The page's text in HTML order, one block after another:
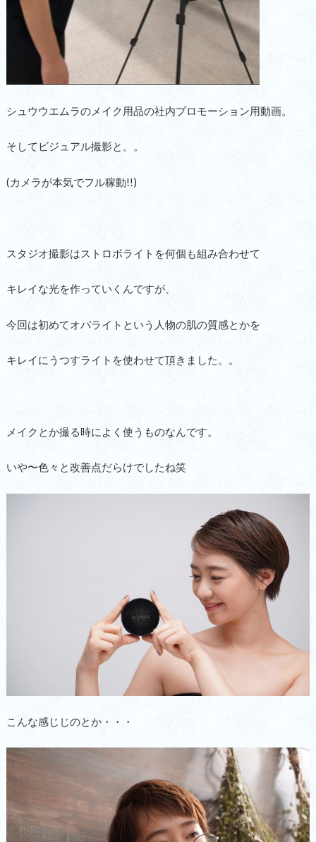
シュウウエムラのメイク用品の社内プロモーション用動画。
そしてビジュアル撮影と。。
(カメラが本気でフル稼動!!)
スタジオ撮影はストロボライトを何個も組み合わせて
キレイな光を作っていくんですが、
今回は初めてオパライトという人物の肌の質感とかを
キレイにうつすライトを使わせて頂きました。。
メイクとか撮る時によく使うものなんです。
いや〜色々と改善点だらけでしたね笑
こんな感じじのとか・・・